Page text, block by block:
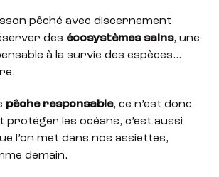
pêché avec discernement
des écosystèmes sains, une
à la survie des espèces…
pêche responsable, ce n’est donc
protéger les océans, c’est aussi
l’on met dans nos assiettes,
demain.